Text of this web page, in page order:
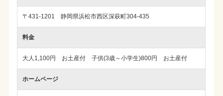
〒431-1201 静岡県浜松市西区深萩町304-435
料金
大人1,100円 お土産付 子供(3歳～小学生)800円 お土産付
ホームページ